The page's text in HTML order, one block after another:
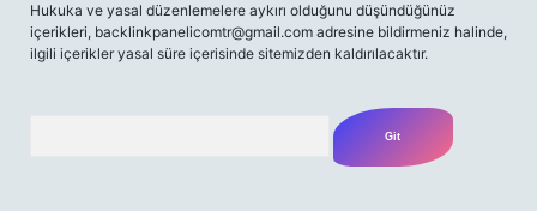
Hukuka ve yasal düzenlemelere aykırı olduğunu düşündüğünüz
içerikleri, backlinkpanelicomtr@gmail.com adresine bildirmeniz halinde,
ilgili içerikler yasal süre içerisinde sitemizden kaldırılacaktır.